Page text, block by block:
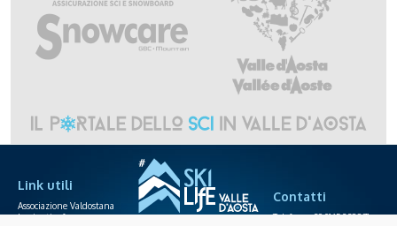
Link utili
Associazione Valdostana
Impianti a fune
Contatti
Telefono +39.0165.238871